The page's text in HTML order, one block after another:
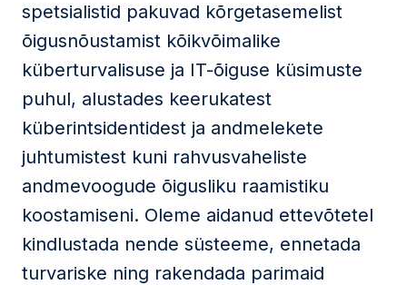
spetsialistid pakuvad kõrgetasemelist
õigusnõustamist kõikvõimalike
küberturvalisuse ja IT-õiguse küsimuste
puhul, alustades keerukatest
küberintsidentidest ja andmelekete
juhtumistest kuni rahvusvaheliste
andmevoogude õigusliku raamistiku
koostamiseni. Oleme aidanud ettevõtetel
kindlustada nende süsteeme, ennetada
turvariske ning rakendada parimaid